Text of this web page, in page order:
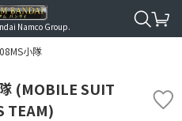
Namco Group.
小隊
(MOBILE SUIT
TEAM)